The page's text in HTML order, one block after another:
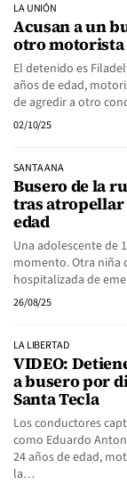
LA UNIÓN
Acusan a un
otro motorista
El detenido es
años de edad,
de agredir a otro
02/10/25
SANTA ANA
Busero de la
tras atropellar
edad
Una adolescente de
momento. Otra niña
hospitalizada de
26/08/25
LA LIBERTAD
VIDEO:
a busero por
Santa Tecla
Los conductores
como Eduardo
24 años de edad,
la…